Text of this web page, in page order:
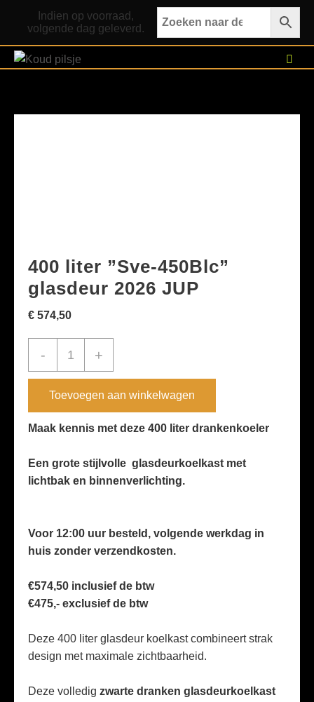
de
inhoud
Indien op voorraad,
volgende dag geleverd.
400 liter ”Sve-450Blc”
glasdeur 2026 JUP
€ 574,50
-
400
liter
glasdeur
JUP
aantal
+
Toevoegen aan winkelwagen
Maak kennis met deze 400 liter drankenkoeler
Een grote stijlvolle glasdeurkoelkast met
lichtbak en binnenverlichting.
Voor 12:00 uur besteld, volgende werkdag in
huis zonder verzendkosten.
€574,50 inclusief de btw
€475,- exclusief de btw
Deze 400 liter glasdeur koelkast combineert strak
design met maximale zichtbaarheid.
Deze volledig zwarte dranken glasdeurkoelkast